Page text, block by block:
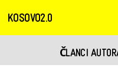
KOSOVO2.0
ČLANCI